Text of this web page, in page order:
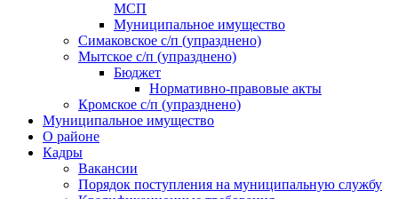
МСП
Муниципальное имущество
Симаковское с/п (упразднено)
Мытское с/п (упразднено)
Бюджет
Нормативно-правовые акты
Кромское с/п (упразднено)
Муниципальное имущество
О районе
Кадры
Вакансии
Порядок поступления на муниципальную службу